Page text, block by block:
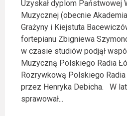
Uzyskał dyplom Państwowej
Muzycznej (obecnie
Grażyny i Kiejstuta
fortepianu Zbigniewa
w czasie studiów podjął
Muzyczną Polskiego Radia
Rozrywkową Polskiego
przez Henryka Debicha. W
sprawował...